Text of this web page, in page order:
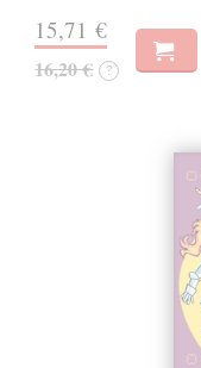
15,71 €
16,20 € ?